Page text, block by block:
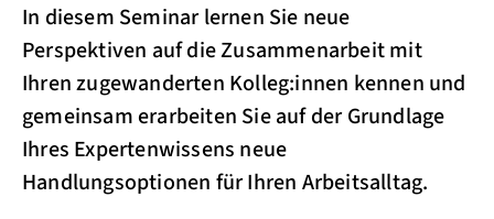
In diesem Seminar lernen Sie neue
Perspektiven auf die Zusammenarbeit mit
Ihren zugewanderten Kolleg:innen kennen und
gemeinsam erarbeiten Sie auf der Grundlage
Ihres Expertenwissens neue
Handlungsoptionen für Ihren Arbeitsalltag.